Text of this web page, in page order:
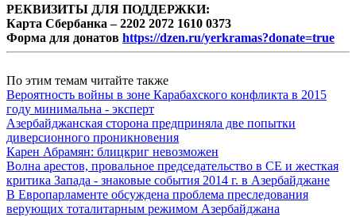
РЕКВИЗИТЫ ДЛЯ ПОДДЕРЖКИ:
Карта Сбербанка – 2202 2072 1610 0373
Форма для донатов https://dzen.ru/yerkramas?donate=true
По этим темам читайте также
Вероятность войны в зоне Карабахского конфликта в 2015
году минимальна - эксперт
Азербайджанская сторона предприняла две попытки
диверсионного проникновения
Карен Абрамян: блицкриг невозможен
Волна арестов, провальное председательство в СЕ и жесткая
критика Запада - знаковые события 2014 г. в Азербайджане
В Европарламенте обсуждена проблема преследования
верующих тоталитарным режимом Азербайджана